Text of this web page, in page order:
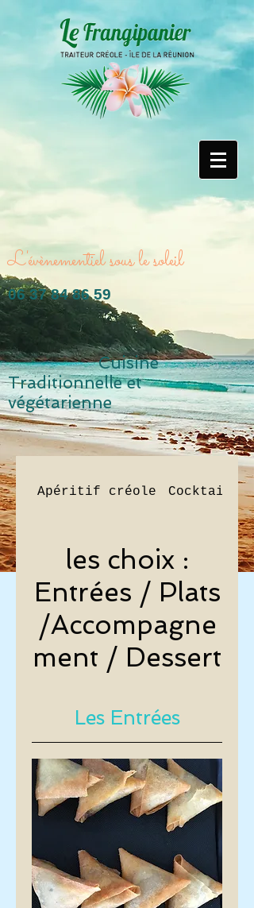
L'évènementiel sous le soleil
06 37 84 86 59
Cuisine
Traditionnelle et
végétarienne
Apéritif créole Cocktail
les choix :
Entrées / Plats
/Accompagne
ment / Dessert
Les Entrées